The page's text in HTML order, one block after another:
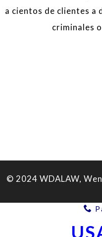
a cientos de clientes a
criminales
© 2024 WDALAW,